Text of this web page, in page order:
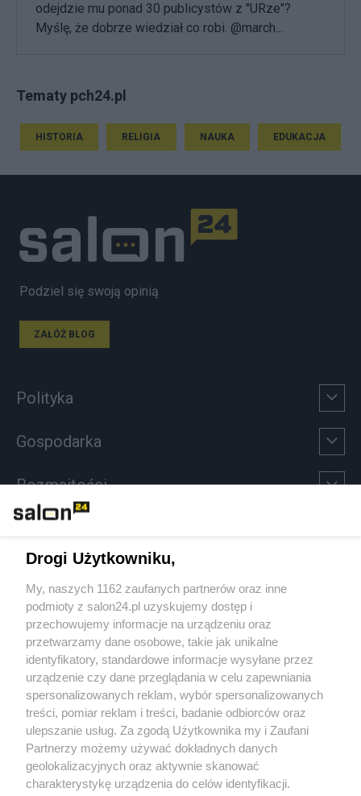
odejdzie mu ponad 30 publicystów z "URze"?
Myślę, że dobrze wiedział co robi. @march...
Tematy pch24.pl
HISTORIA RELIGIA NAUKA EDUKACJA
Podziel się swoją opinią
ZAŁÓŻ BLOG
Polityka
Gospodarka
Rozmaitości
Sport
Społeczeństwo
Kultura
X Facebook Instagram Youtube
Drogi Użytkowniku,
My, naszych 1162 zaufanych partnerów oraz inne
podmioty z salon24.pl uzyskujemy dostęp i
przechowujemy informacje na urządzeniu oraz
przetwarzamy dane osobowe, takie jak unikalne
identyfikatory, standardowe informacje wysyłane przez
urządzenie czy dane przeglądania w celu zapewniania
spersonalizowanych reklam, wybór spersonalizowanych
treści, pomiar reklam i treści, badanie odbiorców oraz
ulepszanie usług. Za zgodą Użytkownika my i Zaufani
Partnerzy możemy używać dokładnych danych
geolokalizacyjnych oraz aktywnie skanować
charakterystykę urządzenia do celów identyfikacji.